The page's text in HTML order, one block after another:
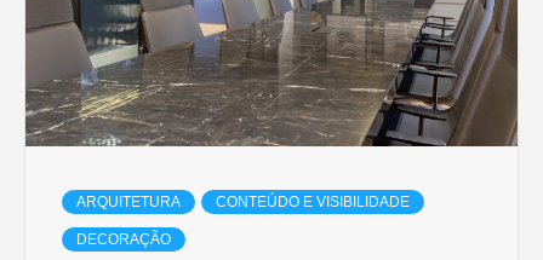
ARQUITETURA CONTEÚDO E VISIBILIDADE
DECORAÇÃO